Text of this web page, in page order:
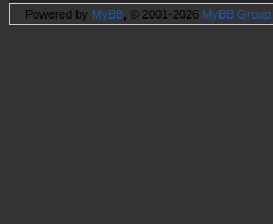
Powered by MyBB , © 2001-2026 MyBB Group